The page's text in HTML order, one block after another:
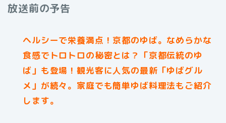
放送前の予告
ヘルシーで栄養満点！京都のゆば。なめらかな
食感でトロトロの秘密とは？「京都伝統のゆ
ば」も登場！観光客に人気の最新「ゆばグル
メ」が続々。家庭でも簡単ゆば料理法もご紹介
します。